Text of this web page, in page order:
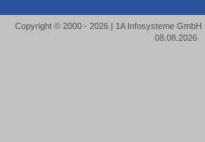
Copyright © 2000 - 2026 | 1A Infosysteme
08.08.2026